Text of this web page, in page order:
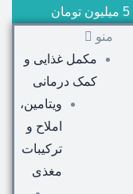
منو
مکمل غذایی و
کمک درمانی
ویتامین،
املاح و
ترکیبات
مغذی